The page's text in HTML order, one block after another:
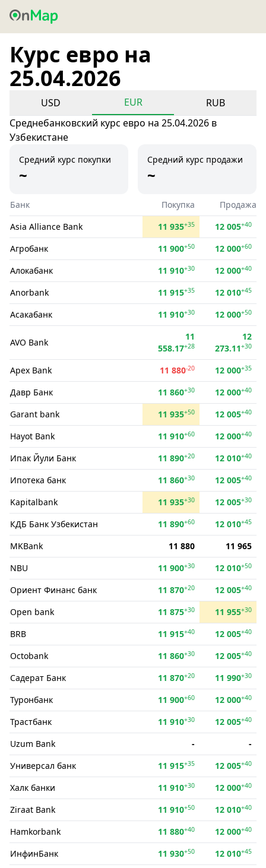
Курс евро на
25.04.2026
USD EUR
RUB
Среднебанковский курс евро на 25.04.2026 в
Узбекистане
Средний курс покупки
~
Средний курс продажи
~
Банк Покупка
Продажа
Asia Alliance Bank
11 935+35 12 005+40
Агробанк 11 900+50 12 000+60
Алокабанк 11 910+30 12 000+40
Anorbank 11 915+35 12 010+45
Асакабанк 11 910+30 12 000+50
AVO Bank
11
558.17+28
12
273.11+30
Apex Bank 11 880-20 12 000+35
Давр Банк 11 860+30 12 000+40
Garant bank 11 935+50 12 005+40
Hayot Bank 11 910+60 12 000+40
Ипак Йули Банк 11 890+20 12 010+40
Ипотека банк 11 860+30 12 005+40
Kapitalbank 11 935+30 12 005+30
КДБ Банк Узбекистан 11 890+60 12 010+45
MKBank 11 880
11 965
NBU
11 900+30 12 010+50
Ориент Финанс банк 11 870+20 12 005+40
Open bank 11 875+30 11 955+30
BRB 11 915+40 12 005+40
Octobank 11 860+30 12 005+40
Садерат Банк 11 870+20 11 990+30
Туронбанк 11 900+60 12 000+40
Трастбанк 11 910+30 12 005+40
Uzum Bank -
-
Универсал банк
11 915+35 12 005+40
Халк банки 11 910+30 12 000+40
Ziraat Bank 11 910+50 12 010+40
Hamkorbank 11 880+40 12 000+40
ИнфинБанк 11 930+50 12 010+45